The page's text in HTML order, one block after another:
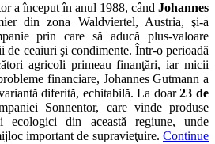
a început în anul 1988, când Johannes
din zona Waldviertel, Austria, şi-a
prin care să aducă plus-valoare
de ceaiuri şi condimente. Într-o perioadă
agricoli primeau finanţări, iar micii
financiare, Johannes Gutmann a
diferită, echitabilă. La doar23 de
Sonnentor, care vinde produse
ecologici din această regiune, unde
important de supravieţuire. Continue